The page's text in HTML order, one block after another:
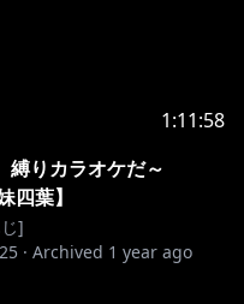
1:11:58
縛りカラオケだ～
葉】
]
· Archived 1 year ago